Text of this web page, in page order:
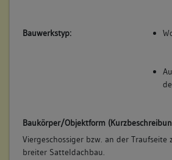
Bauwerkstyp:
Baukörper/Objektform
Viergeschossiger bzw. an der Traufseite
breiter Satteldachbau.